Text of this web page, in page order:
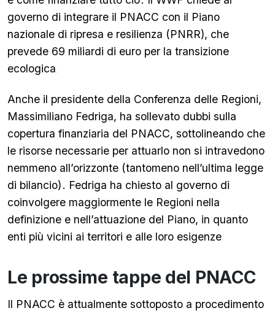
governo di integrare il PNACC con il Piano
nazionale di ripresa e resilienza (PNRR), che
prevede 69 miliardi di euro per la transizione
ecologica
Anche il presidente della Conferenza delle Regioni,
Massimiliano Fedriga, ha sollevato dubbi sulla
copertura finanziaria del PNACC, sottolineando che
le risorse necessarie per attuarlo non si intravedono
nemmeno all’orizzonte (tantomeno nell’ultima legge
di bilancio). Fedriga ha chiesto al governo di
coinvolgere maggiormente le Regioni nella
definizione e nell’attuazione del Piano, in quanto
enti più vicini ai territori e alle loro esigenze
Le prossime tappe del PNACC
Il PNACC è attualmente sottoposto a procedimento